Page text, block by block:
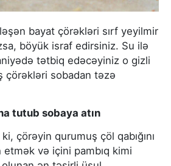
bayat çörəkləri sırf yeyilmir
böyük israf edirsiniz. Su ilə
tətbiq edəcəyiniz o gizli
çörəkləri sobadan təzə
tutub sobaya atın
çörəyin qurumuş çöl qabığını
etmək və içini pambıq kimi